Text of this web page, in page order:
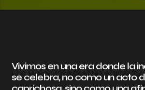
Vivimos en una era donde la
se celebra, no como un acto